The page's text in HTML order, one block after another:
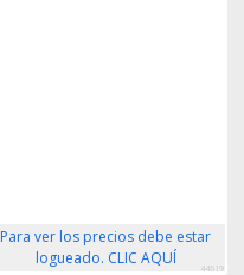
Para ver los precios debe estar
logueado. CLIC AQUÍ
44619